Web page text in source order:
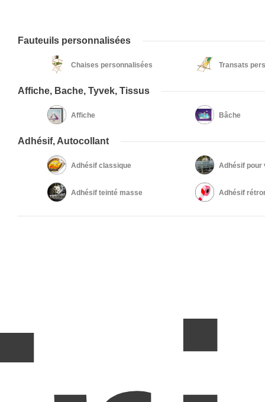
Fauteuils personnalisées
Chaises personnalisées Transats
Affiche, Bache, Tyvek, Tissus
Affiche Bâche
Adhésif, Autocollant
Adhésif classique Adhésif pour
Adhésif teinté masse Adhésif